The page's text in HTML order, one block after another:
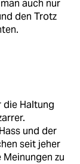
auch nur
den Trotz
die Haltung
und der
seit jeher
zu